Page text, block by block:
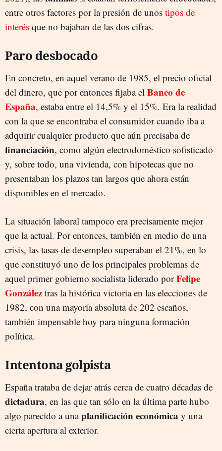
entre otros factores por la presión de unos tipos de
interés que no bajaban de las dos cifras.
Paro desbocado
En concreto, en aquel verano de 1985, el precio oficial
del dinero, que por entonces fijaba el Banco de
España, estaba entre el 14,5% y el 15%. Era la realidad
con la que se encontraba el consumidor cuando iba a
adquirir cualquier producto que aún precisaba de
financiación, como algún electrodoméstico sofisticado
y, sobre todo, una vivienda, con hipotecas que no
presentaban los plazos tan largos que ahora están
disponibles en el mercado.
La situación laboral tampoco era precisamente mejor
que la actual. Por entonces, también en medio de una
crisis, las tasas de desempleo superaban el 21%, en lo
que constituyó uno de los principales problemas de
aquel primer gobierno socialista liderado porFelipe
González tras la histórica victoria en las elecciones de
1982, con una mayoría absoluta de 202 escaños,
también impensable hoy para ninguna formación
política.
Intentona golpista
España trataba de dejar atrás cerca de cuatro décadas de
dictadura, en las que tan sólo en la última parte hubo
algo parecido a unaplanificación económica y una
cierta apertura al exterior.